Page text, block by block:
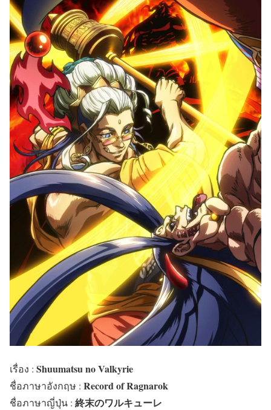
เรื่อง : Shuumatsu no Valkyrie
ชื่อภาษาอังกฤษ : Record of Ragnarok
ชื่อภาษาญี่ปุ่น : 終末のワルキューレ